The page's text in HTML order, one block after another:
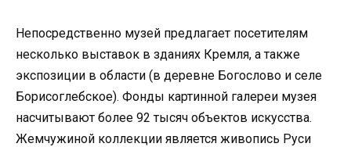
Непосредственно музей предлагает посетителям
несколько выставок в зданиях Кремля, а также
экспозиции в области (в деревне Богослово и селе
Борисоглебское). Фонды картинной галереи музея
насчитывают более 92 тысяч объектов искусства.
Жемчужиной коллекции является живопись Руси